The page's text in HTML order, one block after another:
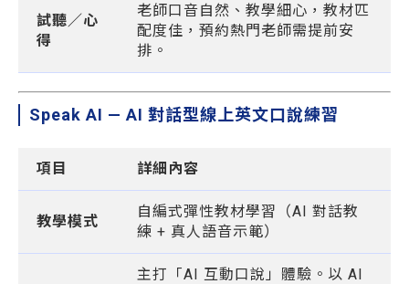
試聽／心
得
老師口音自然、教學細心，教材匹
配度佳，預約熱門老師需提前安
排。
Speak AI — AI 對話型線上英文口說練習
項目 詳細內容
教學模式
自編式彈性教材學習（AI 對話教
練 + 真人語音示範）
主打「AI 互動口說」體驗。以 AI